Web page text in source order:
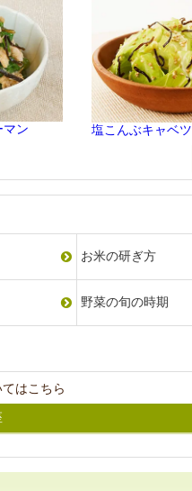
マン
塩こんぶキャベツ
お米の研ぎ方
野菜の旬の時期
はこちら